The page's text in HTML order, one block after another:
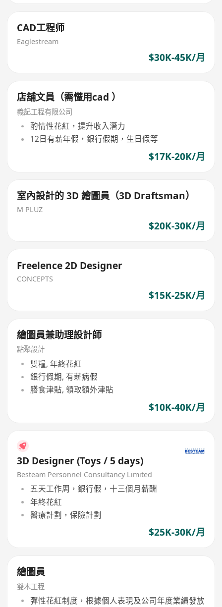
CAD工程师
Eaglestream
$30K-45K/月
店舖文員（需𢤦用cad ）
義記工程有限公司
酌情性花紅，提升收入潛力
12日有薪年假，銀行假期，生日假等
$17K-20K/月
室內設計的 3D 繪圖員（3D Draftsman）
M PLUZ
$20K-30K/月
Freelence 2D Designer
CONCEPTS
$15K-25K/月
繪圖員兼助理設計師
點聚設計
雙糧, 年終花紅
銀行假期, 有薪病假
膳食津貼, 領取額外津貼
$10K-40K/月
3D Designer (Toys / 5 days)
Besteam Personnel Consultancy Limited
五天工作周，銀行假，十三個月薪酬
年終花紅
醫療計劃，保險計劃
$25K-30K/月
繪圖員
雙木工程
彈性花紅制度，根據個人表現及公司年度業績發放